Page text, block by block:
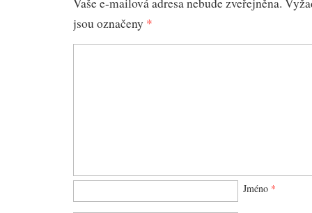
Vaše e-mailová adresa nebude zveřejněna.
jsou označeny *
Jméno *